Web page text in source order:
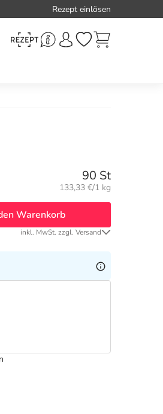
Rezept einlösen
90 St
Grundpreis:
133,33 €/1 kg
Warenkorb
inkl. MwSt. zzgl. Versand